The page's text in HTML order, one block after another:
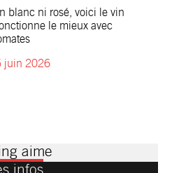
blanc ni rosé, voici le vin
le mieux avec
juin 2026
aime
infos